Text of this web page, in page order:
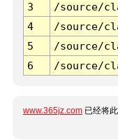
3 /source/
4
/source/
5
/source/
6
/source/
www.365jz.com 已经将